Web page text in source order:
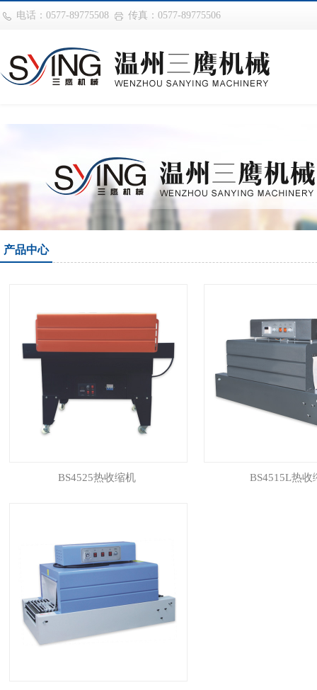
华体会平台
电话：0577-89775508 传真：0577-89775506
产品中心
BS4525热收缩机 BS4515L热收